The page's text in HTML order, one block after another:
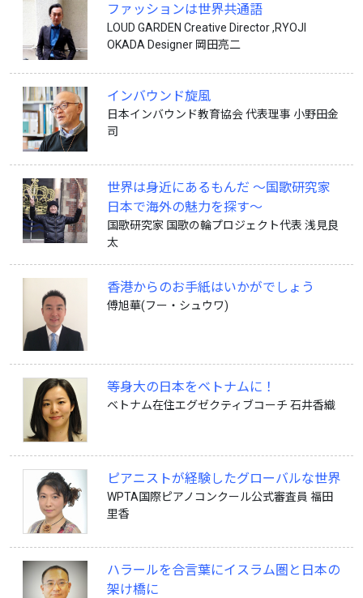
ファッションは世界共通語
LOUD GARDEN Creative Director ,RYOJI
OKADA Designer 岡田亮二
インバウンド旋風
日本インバウンド教育協会 代表理事 小野田金
司
世界は身近にあるもんだ ～国歌研究家
日本で海外の魅力を探す～
国歌研究家 国歌の輪プロジェクト代表 浅見良
太
香港からのお手紙はいかがでしょう
傅旭華(フー・シュウワ)
等身大の日本をベトナムに！
ベトナム在住エグゼクティブコーチ 石井香織
ピアニストが経験したグローバルな世界
WPTA国際ピアノコンクール公式審査員 福田
里香
ハラールを合言葉にイスラム圏と日本の
架け橋に